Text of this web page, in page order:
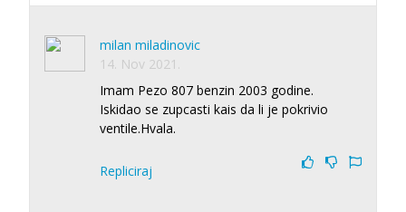
milan miladinovic
14. Nov 2021.
Imam Pezo 807 benzin 2003 godine.
Iskidao se zupcasti kais da li je pokrivio
ventile.Hvala.
Repliciraj